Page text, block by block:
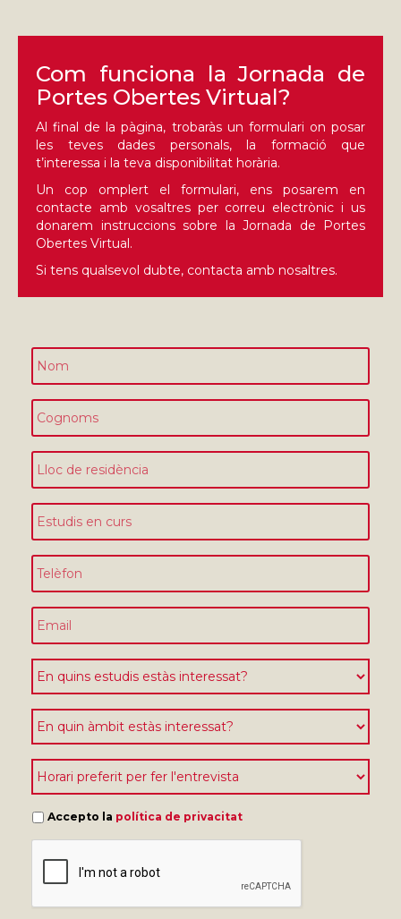
Com funciona la Jornada de
Portes Obertes Virtual?
Al final de la pàgina, trobaràs un formulari on posar
les teves dades personals, la formació que
t’interessa i la teva disponibilitat horària.
Un cop omplert el formulari, ens posarem en
contacte amb vosaltres per correu electrònic i us
donarem instruccions sobre la Jornada de Portes
Obertes Virtual.
Si tens qualsevol dubte, contacta amb nosaltres.
Accepto la política de privacitat